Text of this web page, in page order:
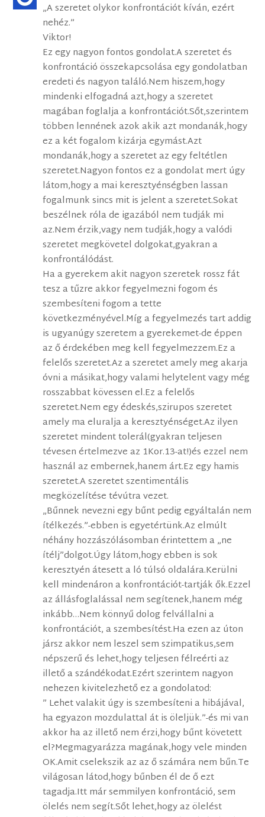
„A szeretet olykor konfrontációt kíván, ezért
nehéz.”
Viktor!
Ez egy nagyon fontos gondolat.A szeretet és
konfrontáció összekapcsolása egy gondolatban
eredeti és nagyon találó.Nem hiszem,hogy
mindenki elfogadná azt,hogy a szeretet
magában foglalja a konfrontációt.Sőt,szerintem
többen lennének azok akik azt mondanák,hogy
ez a két fogalom kizárja egymást.Azt
mondanák,hogy a szeretet az egy feltétlen
szeretet.Nagyon fontos ez a gondolat mert úgy
látom,hogy a mai keresztyénségben lassan
fogalmunk sincs mit is jelent a szeretet.Sokat
beszélnek róla de igazából nem tudják mi
az.Nem érzik,vagy nem tudják,hogy a valódi
szeretet megkövetel dolgokat,gyakran a
konfrontálódást.
Ha a gyerekem akit nagyon szeretek rossz fát
tesz a tűzre akkor fegyelmezni fogom és
szembesíteni fogom a tette
következményével.Míg a fegyelmezés tart addig
is ugyanúgy szeretem a gyerekemet-de éppen
az ő érdekében meg kell fegyelmezzem.Ez a
felelős szeretet.Az a szeretet amely meg akarja
óvni a másikat,hogy valami helytelent vagy még
rosszabbat kövessen el.Ez a felelős
szeretet.Nem egy édeskés,szirupos szeretet
amely ma eluralja a keresztyénséget.Az ilyen
szeretet mindent tolerál(gyakran teljesen
tévesen értelmezve az 1Kor.13-at!)és ezzel nem
használ az embernek,hanem árt.Ez egy hamis
szeretet.A szeretet szentimentális
megközelítése tévútra vezet.
„Bűnnek nevezni egy bűnt pedig egyáltalán nem
ítélkezés.”-ebben is egyetértünk.Az elmúlt
néhány hozzászólásomban érintettem a „ne
ítélj”dolgot.Úgy látom,hogy ebben is sok
keresztyén átesett a ló túlsó oldalára.Kerülni
kell mindenáron a konfrontációt-tartják ők.Ezzel
az állásfoglalással nem segítenek,hanem még
inkább…Nem könnyű dolog felvállalni a
konfrontációt, a szembesítést.Ha ezen az úton
jársz akkor nem leszel sem szimpatikus,sem
népszerű és lehet,hogy teljesen félreérti az
illető a szándékodat.Ezért szerintem nagyon
nehezen kivitelezhető ez a gondolatod:
” Lehet valakit úgy is szembesíteni a hibájával,
ha egyazon mozdulattal át is öleljük.”-és mi van
akkor ha az illető nem érzi,hogy bűnt követett
el?Megmagyarázza magának,hogy vele minden
OK.Amit cselekszik az az ő számára nem bűn.Te
világosan látod,hogy bűnben él de ő ezt
tagadja.Itt már semmilyen konfrontáció, sem
ölelés nem segít.Sőt lehet,hogy az ölelést